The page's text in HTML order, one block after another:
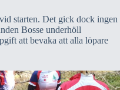
starten. Det gick dock ingen
Bosse underhöll
att bevaka att alla löpare